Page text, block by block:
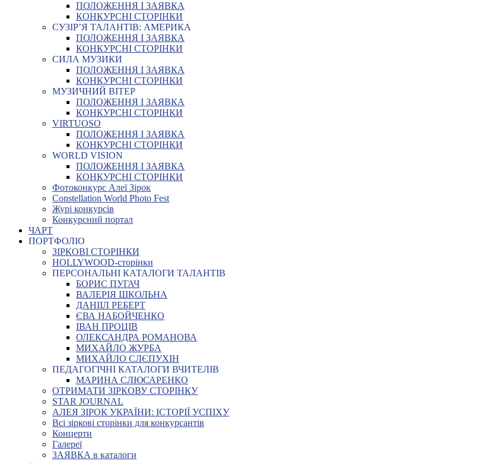
ПОЛОЖЕННЯ І ЗАЯВКА
КОНКУРСНІ СТОРІНКИ
СУЗІР’Я ТАЛАНТІВ: АМЕРИКА
ПОЛОЖЕННЯ І ЗАЯВКА
КОНКУРСНІ СТОРІНКИ
СИЛА МУЗИКИ
ПОЛОЖЕННЯ І ЗАЯВКА
КОНКУРСНІ СТОРІНКИ
МУЗИЧНИЙ ВІТЕР
ПОЛОЖЕННЯ І ЗАЯВКА
КОНКУРСНІ СТОРІНКИ
VIRTUOSO
ПОЛОЖЕННЯ І ЗАЯВКА
КОНКУРСНІ СТОРІНКИ
WORLD VISION
ПОЛОЖЕННЯ І ЗАЯВКА
КОНКУРСНІ СТОРІНКИ
Фотоконкурс Алеї Зірок
Constellation World Photo Fest
Журі конкурсів
Конкурсний портал
ЧАРТ
ПОРТФОЛІО
ЗІРКОВІ СТОРІНКИ
HOLLYWOOD-сторінки
ПЕРСОНАЛЬНІ КАТАЛОГИ ТАЛАНТІВ
БОРИС ПУГАЧ
ВАЛЕРІЯ ШКОЛЬНА
ДАНІІЛ РЕБЕРТ
ЄВА НАБОЙЧЕНКО
ІВАН ПРОЦІВ
ОЛЕКСАНДРА РОМАНОВА
МИХАЙЛО ЖУРБА
МИХАЙЛО СЛЄПУХІН
ПЕДАГОГІЧНІ КАТАЛОГИ ВЧИТЕЛІВ
МАРИНА СЛЮСАРЕНКО
ОТРИМАТИ ЗІРКОВУ СТОРІНКУ
STAR JOURNAL
АЛЕЯ ЗІРОК УКРАЇНИ: ІСТОРІЇ УСПІХУ
Всі зіркові сторінки для конкурсантів
Концерти
Галереї
ЗАЯВКА в каталоги